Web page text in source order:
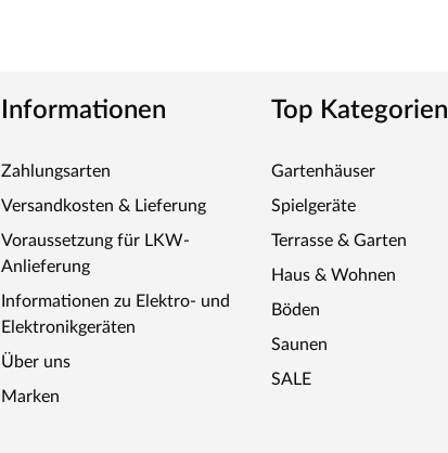
Informationen
Zahlungsarten
Versandkosten & Lieferung
Voraussetzung für LKW-
Anlieferung
Informationen zu Elektro- und
Elektronikgeräten
Über uns
Marken
Top Kategorien
Gartenhäuser
Spielgeräte
Terrasse & Garten
Haus & Wohnen
Böden
Saunen
SALE